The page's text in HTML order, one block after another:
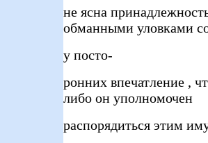
не ясна
обманными уловками
у посто-
ронних впечатление ,
либо он уполномочен
распорядиться этим